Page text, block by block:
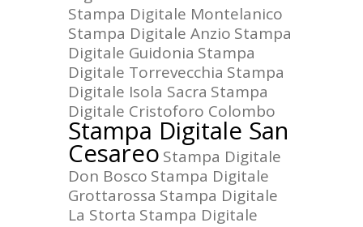
Stampa Digitale Montelanico
Stampa Digitale Anzio Stampa
Digitale Guidonia Stampa
Digitale Torrevecchia Stampa
Digitale Isola Sacra Stampa
Digitale Cristoforo Colombo
Stampa Digitale San
Cesareo Stampa Digitale
Don Bosco Stampa Digitale
Grottarossa Stampa Digitale
La Storta Stampa Digitale